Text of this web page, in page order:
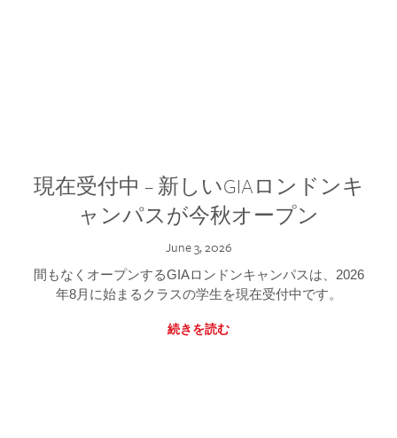
現在受付中 – 新しいGIAロンドンキ
ャンパスが今秋オープン
June 3, 2026
間もなくオープンするGIAロンドンキャンパスは、2026
年8月に始まるクラスの学生を現在受付中です。
続きを読む